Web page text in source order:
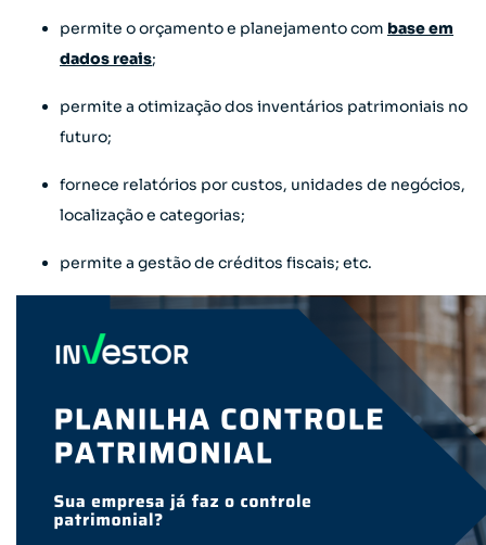
permite o orçamento e planejamento com base em
dados reais;
permite a otimização dos inventários patrimoniais no
futuro;
fornece relatórios por custos, unidades de negócios,
localização e categorias;
permite a gestão de créditos fiscais; etc.